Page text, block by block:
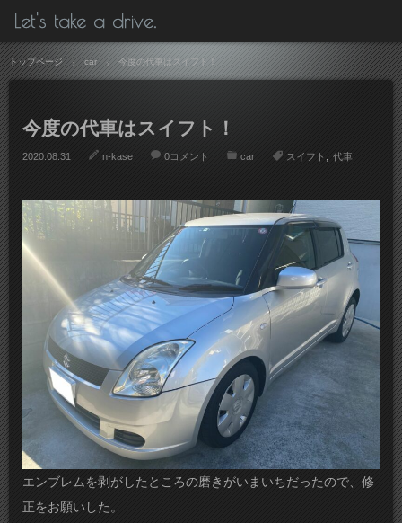
Let's take a drive.
トップページ car 今度の代車はスイフト！
今度の代車はスイフト！
2020.08.31 n-kase 0コメント car スイフト 代車
エンブレムを剥がしたところの磨きがいまいちだったので、修
正をお願いした。